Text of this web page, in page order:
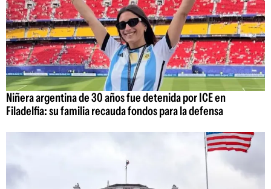
Niñera argentina de 30 años fue detenida por ICE en
Filadelfia: su familia recauda fondos para la defensa